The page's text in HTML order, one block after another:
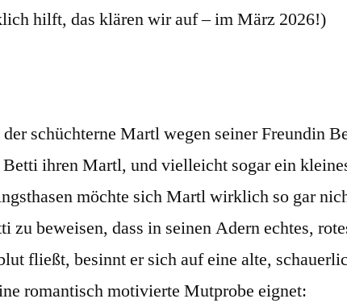
hilft, das klären wir auf – im März 2026!)
schüchterne Martl wegen seiner Freundin
Betti ihren Martl, und vielleicht sogar ein
möchte sich Martl wirklich so gar
zu beweisen, dass in seinen Adern echtes,
fließt, besinnt er sich auf eine alte,
romantisch motivierte Mutprobe eignet: